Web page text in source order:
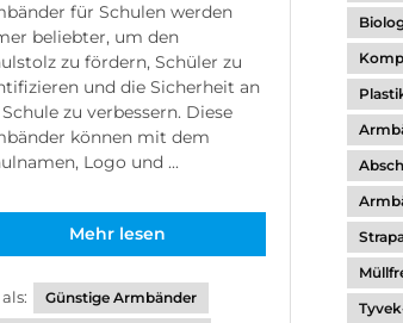
für Schulen werden
beliebter, um den
zu fördern, Schüler zu
und die Sicherheit an
zu verbessern. Diese
können mit dem
Logo und ...
Mehr lesen
Günstige Armbänder